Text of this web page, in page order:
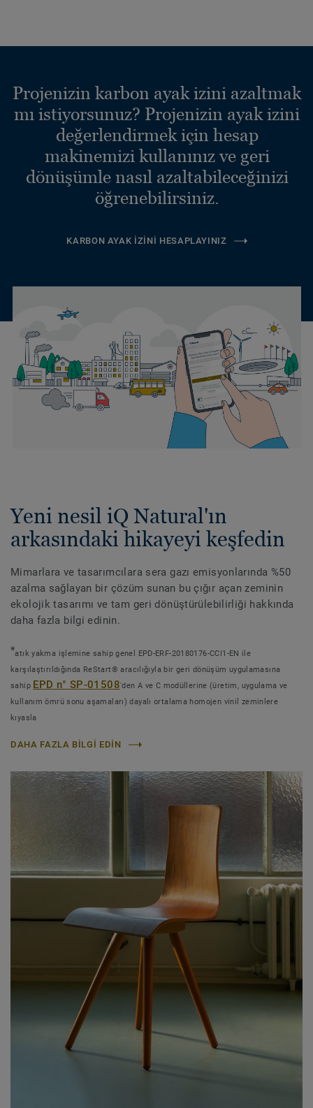
Projenizin karbon ayak izini azaltmak
mı istiyorsunuz? Projenizin ayak izini
değerlendirmek için hesap
makinemizi kullanınız ve geri
dönüşümle nasıl azaltabileceğinizi
öğrenebilirsiniz.
KARBON AYAK İZINI HESAPLAYINIZ
Yeni nesil iQ Natural'ın
arkasındaki hikayeyi keşfedin
Mimarlara ve tasarımcılara sera gazı emisyonlarında %50
azalma sağlayan bir çözüm sunan bu çığır açan zeminin
ekolojik tasarımı ve tam geri dönüştürülebilirliği hakkında
daha fazla bilgi edinin.
*atık yakma işlemine sahip genel EPD-ERF-20180176-CCI1-EN ile
karşılaştırıldığında ReStart® aracılığıyla bir geri dönüşüm uygulamasına
sahip EPD n° SP-01508'den A ve C modüllerine (üretim, uygulama ve
kullanım ömrü sonu aşamaları) dayalı ortalama homojen vinil zeminlere
kıyasla
DAHA FAZLA BILGI EDIN